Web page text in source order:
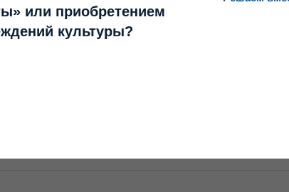
или приобретением
культуры?